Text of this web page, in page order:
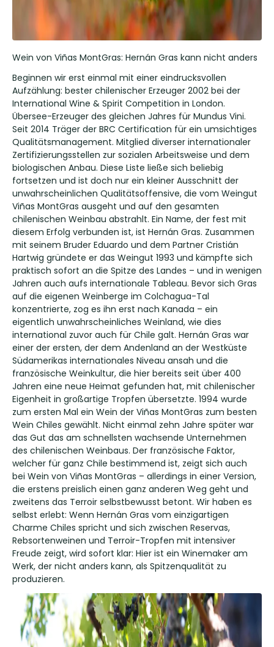
Wein von Viñas MontGras: Hernán Gras kann nicht anders
Beginnen wir erst einmal mit einer eindrucksvollen
Aufzählung: bester chilenischer Erzeuger 2002 bei der
International Wine & Spirit Competition in London.
Übersee-Erzeuger des gleichen Jahres für Mundus Vini.
Seit 2014 Träger der BRC Certification für ein umsichtiges
Qualitätsmanagement. Mitglied diverser internationaler
Zertifizierungsstellen zur sozialen Arbeitsweise und dem
biologischen Anbau. Diese Liste ließe sich beliebig
fortsetzen und ist doch nur ein kleiner Ausschnitt der
unwahrscheinlichen Qualitätsoffensive, die vom Weingut
Viñas MontGras ausgeht und auf den gesamten
chilenischen Weinbau abstrahlt. Ein Name, der fest mit
diesem Erfolg verbunden ist, ist Hernán Gras. Zusammen
mit seinem Bruder Eduardo und dem Partner Cristián
Hartwig gründete er das Weingut 1993 und kämpfte sich
praktisch sofort an die Spitze des Landes – und in wenigen
Jahren auch aufs internationale Tableau. Bevor sich Gras
auf die eigenen Weinberge im Colchagua-Tal
konzentrierte, zog es ihn erst nach Kanada – ein
eigentlich unwahrscheinliches Weinland, wie dies
international zuvor auch für Chile galt. Hernán Gras war
einer der ersten, der dem Andenland an der Westküste
Südamerikas internationales Niveau ansah und die
französische Weinkultur, die hier bereits seit über 400
Jahren eine neue Heimat gefunden hat, mit chilenischer
Eigenheit in großartige Tropfen übersetzte. 1994 wurde
zum ersten Mal ein Wein der Viñas MontGras zum besten
Wein Chiles gewählt. Nicht einmal zehn Jahre später war
das Gut das am schnellsten wachsende Unternehmen
des chilenischen Weinbaus. Der französische Faktor,
welcher für ganz Chile bestimmend ist, zeigt sich auch
bei Wein von Viñas MontGras – allerdings in einer Version,
die erstens preislich einen ganz anderen Weg geht und
zweitens das Terroir selbstbewusst betont. Wir haben es
selbst erlebt: Wenn Hernán Gras vom einzigartigen
Charme Chiles spricht und sich zwischen Reservas,
Rebsortenweinen und Terroir-Tropfen mit intensiver
Freude zeigt, wird sofort klar: Hier ist ein Winemaker am
Werk, der nicht anders kann, als Spitzenqualität zu
produzieren.